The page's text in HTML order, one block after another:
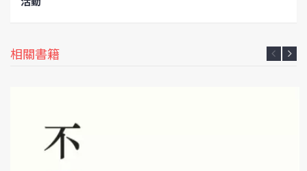
相關書籍